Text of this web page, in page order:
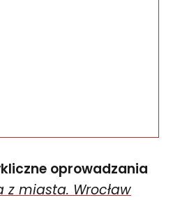
oprowadzania
z miasta. Wrocław